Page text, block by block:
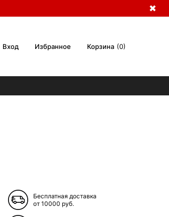
✖
Вход Избранное Корзина 0
Бесплатная доставка
от 10000 руб.